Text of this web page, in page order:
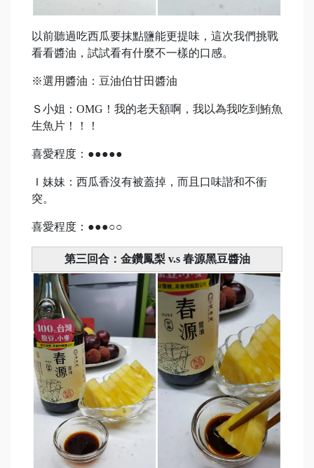
以前聽過吃西瓜要抹點鹽能更提味，這次我們挑戰
看看醬油，試試看有什麼不一樣的口感。
※選用醬油：豆油伯甘田醬油
Ｓ小姐：OMG！我的老天額啊，我以為我吃到鮪魚
生魚片！！！
喜愛程度：●●●●●
Ｉ妹妹：西瓜香沒有被蓋掉，而且口味諧和不衝
突。
喜愛程度：●●●○○
第三回合：金鑽鳳梨 v.s 春源黑豆醬油